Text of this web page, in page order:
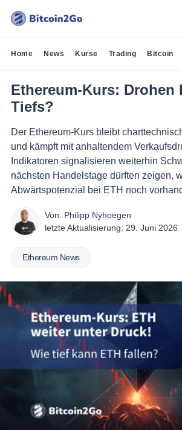
Home News Kurse Trading Bitcoin
Ethereum-Kurs: Drohen
Tiefs?
Der Ethereum-Kurs bleibt
und kämpft mit anhaltendem
Indikatoren signalisieren weiterhin
nächsten Handelstage dürften zeigen,
Abwärtspotenzial bei ETH noch
Von: Philipp Nyhoegen
letzte Aktualisierung: 29. Juni 2026
Ethereum News